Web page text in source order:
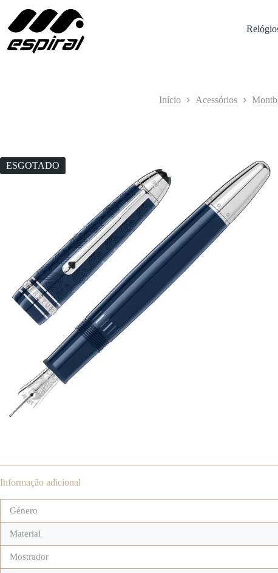
conteúdo
Início Acessórios
ESGOTADO
Informação adicional
Género
Material
Mostrador